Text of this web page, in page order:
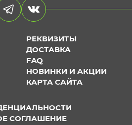
РЕКВИЗИТЫ
ДОСТАВКА
FAQ
НОВИНКИ И АКЦИИ
КАРТА САЙТА
СОГЛАШЕНИЕ